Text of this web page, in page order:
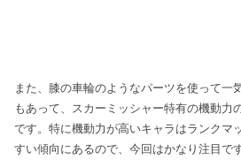
また、膝の車輪のようなパーツを使って一
もあって、スカーミッシャー特有の機動力
です。特に機動力が高いキャラはランクマ
すい傾向にあるので、今回はかなり注目です